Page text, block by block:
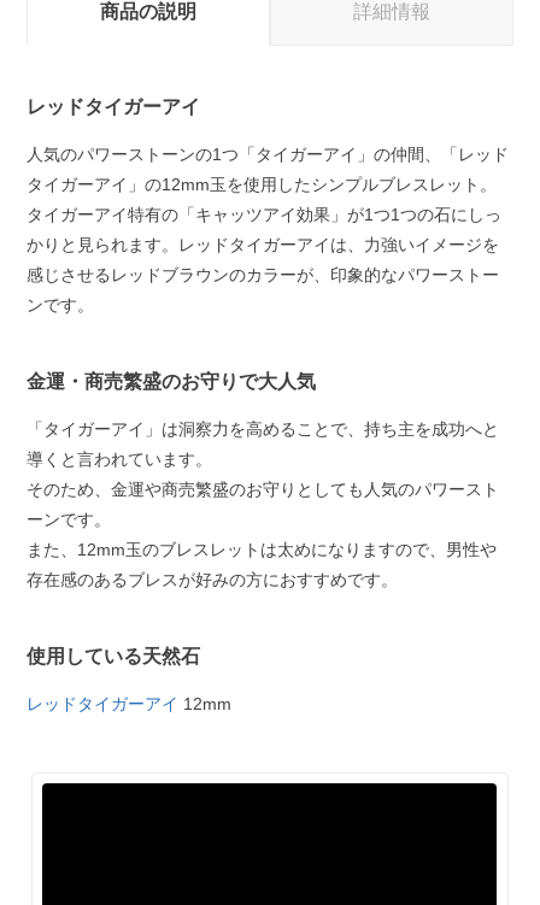
商品の説明 詳細情報
レッドタイガーアイ
人気のパワーストーンの1つ「タイガーアイ」の仲間、「レッド
タイガーアイ」の12mm玉を使用したシンプルブレスレット。
タイガーアイ特有の「キャッツアイ効果」が1つ1つの石にしっ
かりと見られます。レッドタイガーアイは、力強いイメージを
感じさせるレッドブラウンのカラーが、印象的なパワーストー
ンです。
金運・商売繁盛のお守りで大人気
「タイガーアイ」は洞察力を高めることで、持ち主を成功へと
導くと言われています。
そのため、金運や商売繁盛のお守りとしても人気のパワースト
ーンです。
また、12mm玉のブレスレットは太めになりますので、男性や
存在感のあるブレスが好みの方におすすめです。
使用している天然石
レッドタイガーアイ 12mm